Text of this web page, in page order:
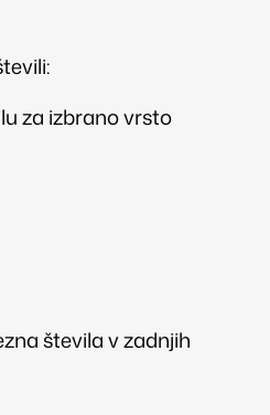
za izbrano vrsto
števila v zadnjih